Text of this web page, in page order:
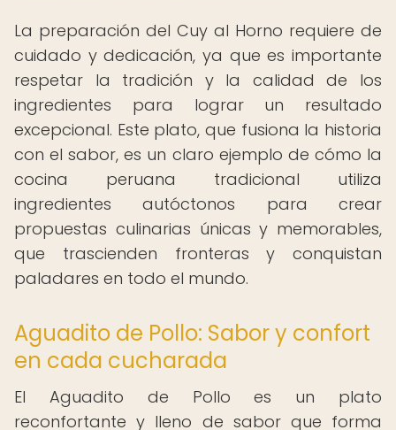
La preparación del Cuy al Horno requiere de
cuidado y dedicación, ya que es importante
respetar la tradición y la calidad de los
ingredientes para lograr un resultado
excepcional. Este plato, que fusiona la historia
con el sabor, es un claro ejemplo de cómo la
cocina peruana tradicional utiliza
ingredientes autóctonos para crear
propuestas culinarias únicas y memorables,
que trascienden fronteras y conquistan
paladares en todo el mundo.
Aguadito de Pollo: Sabor y confort
en cada cucharada
El Aguadito de Pollo es un plato
reconfortante y lleno de sabor que forma